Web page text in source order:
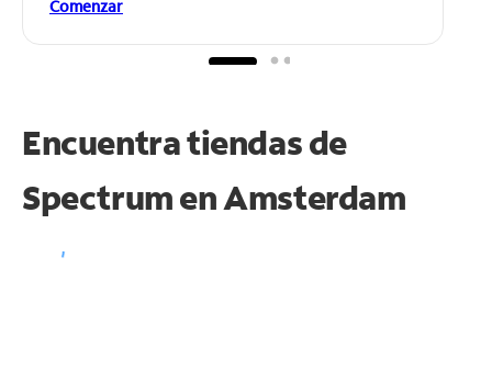
Comenzar
Encuentra tiendas de
Spectrum enAmsterdam